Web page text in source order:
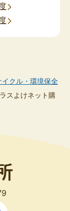
イクル・環境保全
スよけネット購